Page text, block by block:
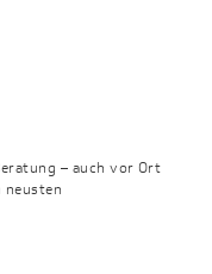
– auch vor Ort
neusten